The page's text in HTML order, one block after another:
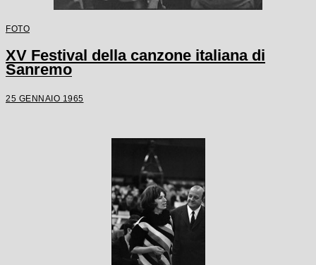
FOTO
XV Festival della canzone italiana di
Sanremo
25 GENNAIO 1965